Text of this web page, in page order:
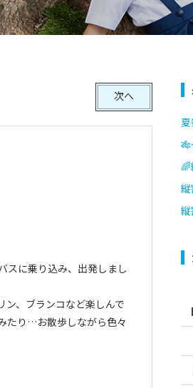
次へ
スに乗り込み、出発しまし
ン、ブランコなど楽しんで
たり…お散歩しながら色々